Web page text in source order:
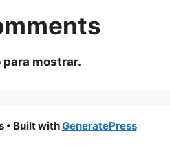
mostrar.
• Built withGeneratePress